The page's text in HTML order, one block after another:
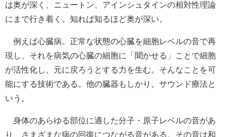
は奥が深く、ニュートン、アインシュタインの相対性理論
にまで行き着く。知れば知るほど奥が深い。
例えば心臓病。正常な状態の心臓を細胞レベルの音で再
現し、それを病気の心臓の細胞に「聞かせる」ことで細胞
が活性化し、元に戻ろうとする力を生む。そんなことを可
能にする技術である。他の臓器もしかり。サウンド療法と
いう。
身体のあらゆる部位に適した分子・原子レベルの音があ
り、さまざまな病の回復につながる音がある。その音は和